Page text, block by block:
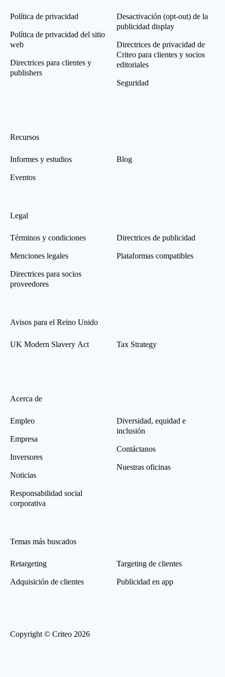
Política de privacidad
Política de privacidad del sitio
web
Directrices para clientes y
publishers
Desactivación (opt-out) de la
publicidad display
Directrices de privacidad de
Criteo para clientes y socios
editoriales
Seguridad
Recursos
Informes y estudios
Eventos
Blog
Legal
Términos y condiciones
Menciones legales
Directrices para socios
proveedores
Directrices de publicidad
Plataformas compatibles
Avisos para el Reino Unido
UK Modern Slavery Act Tax Strategy
Acerca de
Empleo
Empresa
Inversores
Noticias
Responsabilidad social
corporativa
Diversidad, equidad e
inclusión
Contáctanos
Nuestras oficinas
Temas más buscados
Retargeting
Adquisición de clientes
Targeting de clientes
Publicidad en app
Copyright © Criteo 2026